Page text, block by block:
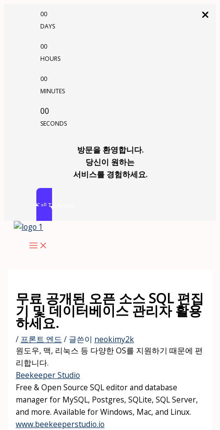
00
DAYS
00
HOURS
00
MINUTES
00
SECONDS
방문을 환영합니다.
당신이 원하는
서비스를 경험하세요.
Call To Action
무료 공개된 오픈 소스 SQL 편집
기 및 데이터베이스 관리자 활용
하세요.
/ 프론트 엔드 / 글쓴이 neokimy2k
원도우, 맥, 리눅스 등 다양한 OS를 지원하기 때문에 편
리합니다.
Beekeeper Studio
Free & Open Source SQL editor and database
manager for MySQL, Postgres, SQLite, SQL Server,
and more. Available for Windows, Mac, and Linux.
www.beekeeperstudio.io